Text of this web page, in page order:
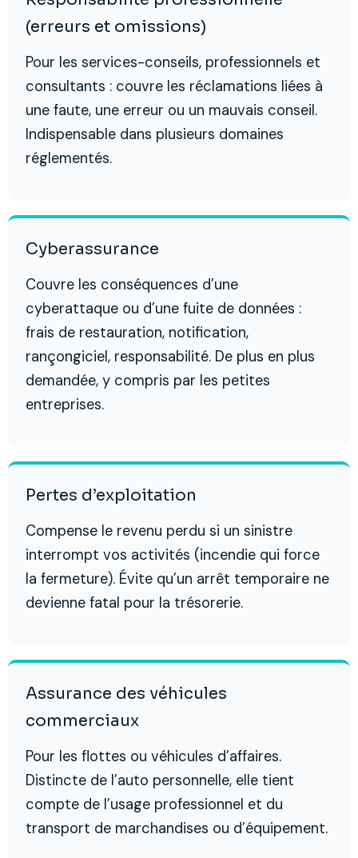
(erreurs et omissions)
Pour les services-conseils, professionnels et
consultants : couvre les réclamations liées à
une faute, une erreur ou un mauvais conseil.
Indispensable dans plusieurs domaines
réglementés.
Cyberassurance
Couvre les conséquences d’une
cyberattaque ou d’une fuite de données :
frais de restauration, notification,
rançongiciel, responsabilité. De plus en plus
demandée, y compris par les petites
entreprises.
Pertes d’exploitation
Compense le revenu perdu si un sinistre
interrompt vos activités (incendie qui force
la fermeture). Évite qu’un arrêt temporaire ne
devienne fatal pour la trésorerie.
Assurance des véhicules
commerciaux
Pour les flottes ou véhicules d’affaires.
Distincte de l’auto personnelle, elle tient
compte de l’usage professionnel et du
transport de marchandises ou d’équipement.